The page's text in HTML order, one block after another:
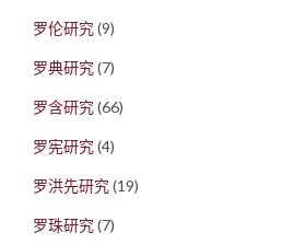
罗伦研究(9)
罗典研究(7)
罗含研究(66)
罗宪研究(4)
罗洪先研究(19)
罗珠研究(7)